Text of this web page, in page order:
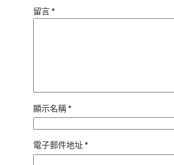
留言*
顯示名稱*
電子郵件地址*